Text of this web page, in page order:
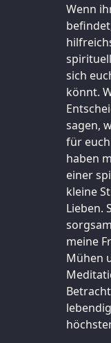
Wenn
sich
könnt.
sagen,
für
haben
einer
kleine
Lieben.
meine
Mühen